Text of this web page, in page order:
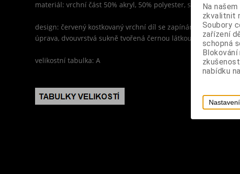
materiál: vrchní část 50% akryl, 50% polyester, spodní část
design: červený kostkovaný vrchní díl se zapínáním na zip a
úprava, dvouvrstvá sukně tvořená černou látkou a krajkou s
velikostní tabulka: A
Na
zkvalitnit
Soubory
zařízení
schopná
nabídku
Nastavení